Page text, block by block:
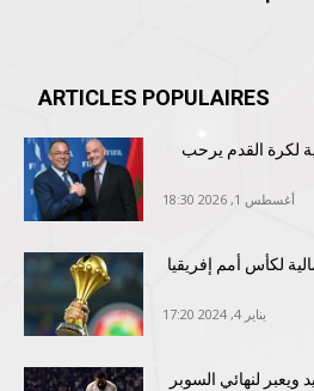
ARTICLES POPULAIRES
لكرة القدم يرحب
أغسطس 1, 2026 18:30
لكأس أمم إفريقيا
يناير 4, 2024 17:20
ويعبر لنهائي السوبر